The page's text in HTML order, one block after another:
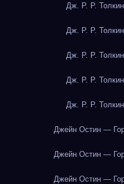
Дж. Р. Р.
Дж. Р. Р.
Дж. Р. Р.
Дж. Р. Р.
Дж. Р. Р.
Джейн Остин —
Джейн Остин —
Джейн Остин —